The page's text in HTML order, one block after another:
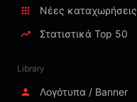
Νέες καταχωρήσεις
Στατιστικά Top 50
Library
Λογότυπα / Banner